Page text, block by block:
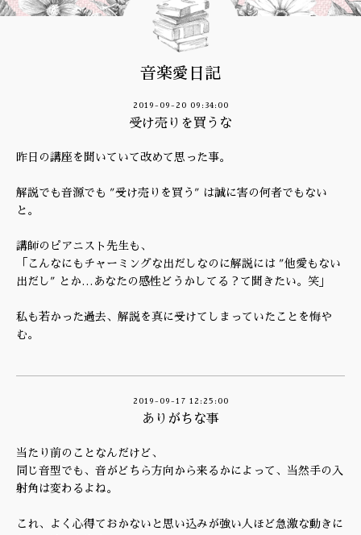
音楽愛日記
2019-09-20 09:34:00
受け売りを買うな
昨日の講座を聞いていて改めて思った事。
解説でも音源でも ″受け売りを買う″ は誠に害の何者でもない
と。
講師のピアニスト先生も、
「こんなにもチャーミングな出だしなのに解説には ″他愛もない
出だし″ とか…あなたの感性どうかしてる？て聞きたい。笑」
私も若かった過去、解説を真に受けてしまっていたことを悔や
む。
2019-09-17 12:25:00
ありがちな事
当たり前のことなんだけど、
同じ音型でも、音がどちら方向から来るかによって、当然手の入
射角は変わるよね。
これ、よく心得ておかないと思い込みが強い人ほど急激な動きに